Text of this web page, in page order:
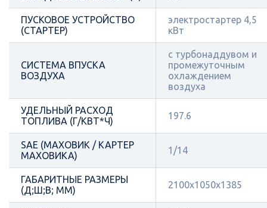
ПУСКОВОЕ УСТРОЙСТВО
(СТАРТЕР)
электростартер 4,5
кВт
СИСТЕМА ВПУСКА
ВОЗДУХА
с турбонаддувом и
промежуточным
охлаждением
воздуха
УДЕЛЬНЫЙ РАСХОД
ТОПЛИВА (Г/КВТ*Ч)
197.6
SAE (МАХОВИК / КАРТЕР
МАХОВИКА)
1/14
ГАБАРИТНЫЕ РАЗМЕРЫ
(Д;Ш;В; ММ)
2100x1050x1385